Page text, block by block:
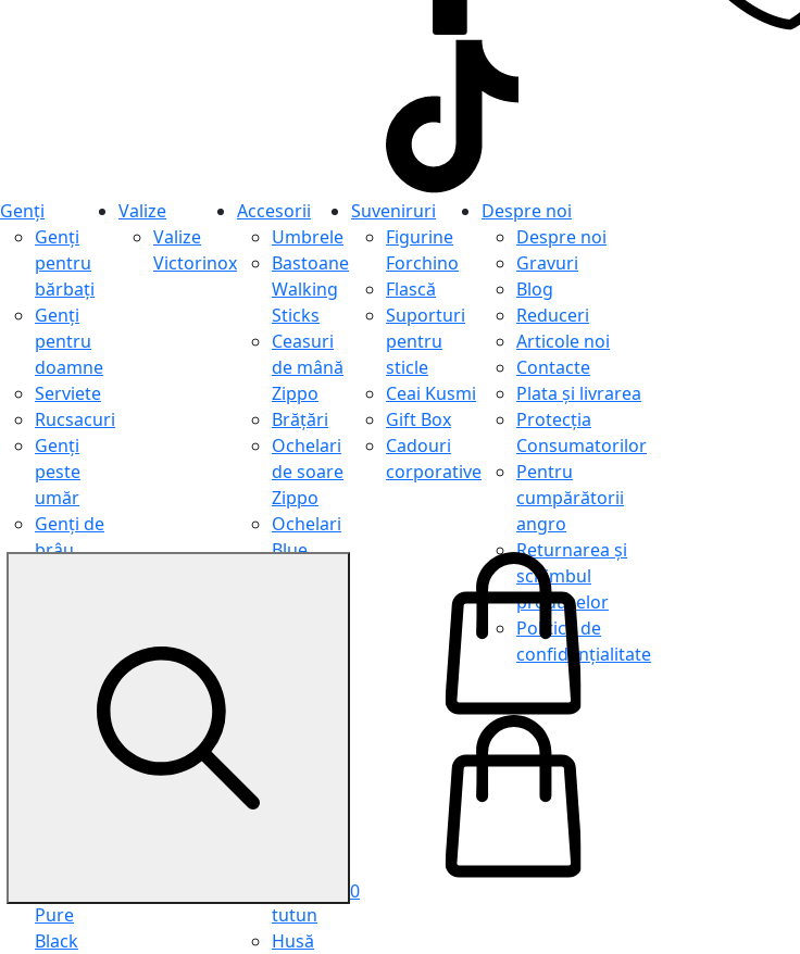
Genți
Genți
pentru
bărbați
Genți
pentru
doamne
Serviete
Rucsacuri
Genți
peste
umăr
Genți de
brâu
cosmetice
Pure
Black
Valize
Valize
Victorinox
Accesorii
Umbrele
Bastoane
Walking
Sticks
Ceasuri
de mână
Zippo
Brățări
Ochelari
de soare
Zippo
Ochelari
Blue
tutun
Husă
Suveniruri
Figurine
Forchino
Flască
Suporturi
pentru
sticle
Ceai Kusmi
Gift Box
Cadouri
corporative
Despre noi
Despre noi
Gravuri
Blog
Reduceri
Articole noi
Contacte
Plata și livrarea
Protecţia
Consumatorilor
Pentru
cumpărătorii
angro
Returnarea și
schimbul
produselor
Politica de
confidențialitate
0